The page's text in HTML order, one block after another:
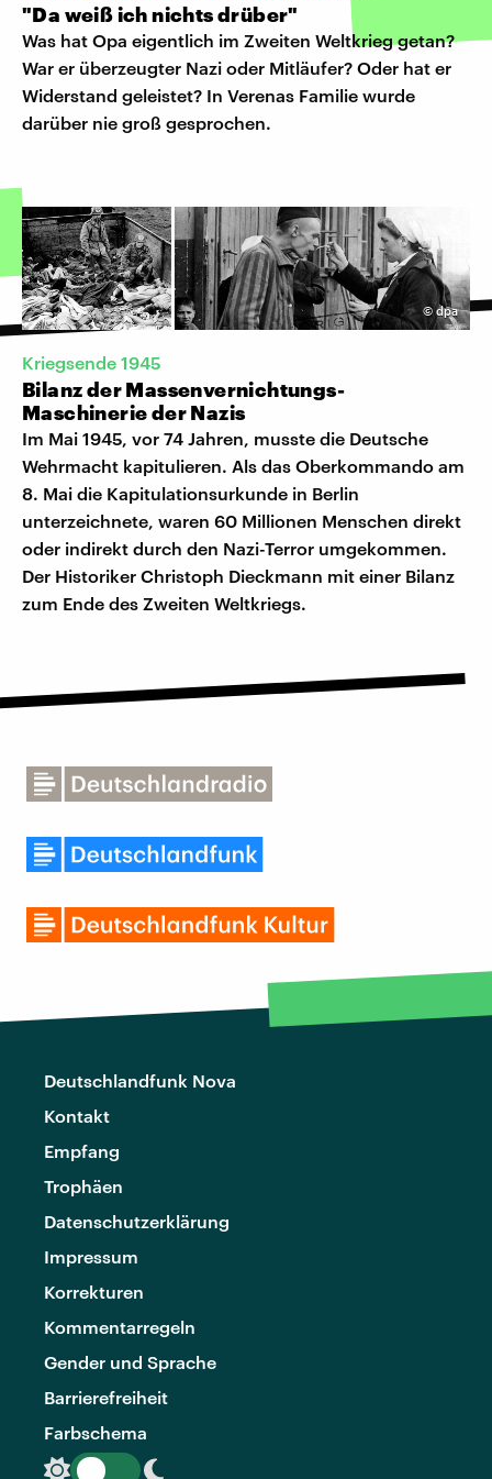
"Da weiß ich nichts drüber"
Was hat Opa eigentlich im Zweiten Weltkrieg getan?
War er überzeugter Nazi oder Mitläufer? Oder hat er
Widerstand geleistet? In Verenas Familie wurde
darüber nie groß gesprochen.
©dpa
Kriegsende 1945
Bilanz der Massenvernichtungs-
Maschinerie der Nazis
Im Mai 1945, vor 74 Jahren, musste die Deutsche
Wehrmacht kapitulieren. Als das Oberkommando am
8. Mai die Kapitulationsurkunde in Berlin
unterzeichnete, waren 60 Millionen Menschen direkt
oder indirekt durch den Nazi-Terror umgekommen.
Der Historiker Christoph Dieckmann mit einer Bilanz
zum Ende des Zweiten Weltkriegs.
Deutschlandfunk Nova
Kontakt
Empfang
Trophäen
Datenschutzerklärung
Impressum
Korrekturen
Kommentarregeln
Gender und Sprache
Barrierefreiheit
Farbschema